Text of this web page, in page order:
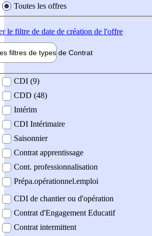
Toutes les offres
le filtre de date de création de l'offre
filtres de types de Contrat
contrat
CDI (9)
CDD (48)
Intérim
CDI Intérimaire
Saisonnier
Contrat apprentissage
Cont. professionnalisation
Prépa.opérationnel.emploi
CDI de chantier ou d'opération
Contrat d'Engagement Educatif
Contrat intermittent